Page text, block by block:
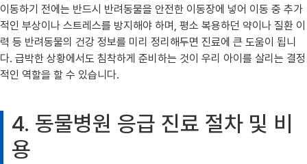
이동하기 전에는 반드시 반려동물을 안전한 이동장에 넣어 이동 중 추가
적인 부상이나 스트레스를 방지해야 하며, 평소 복용하던 약이나 질환 이
력 등 반려동물의 건강 정보를 미리 정리해두면 진료에 큰 도움이 됩니
다. 급박한 상황에서도 침착하게 준비하는 것이 우리 아이를 살리는 결정
적인 역할을 할 수 있습니다.
4. 동물병원 응급 진료 절차 및 비
용